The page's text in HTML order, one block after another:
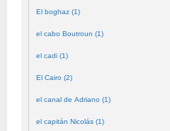
El boghaz (1)
el cabo Boutroun (1)
el cadi (1)
El Cairo (2)
el canal de Adriano (1)
el capitán Nicolás (1)